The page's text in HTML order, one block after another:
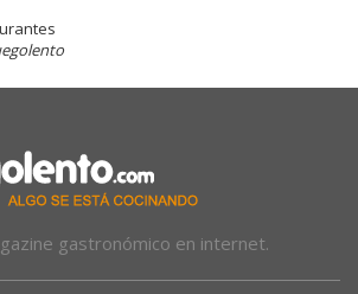
gastronómico en internet.